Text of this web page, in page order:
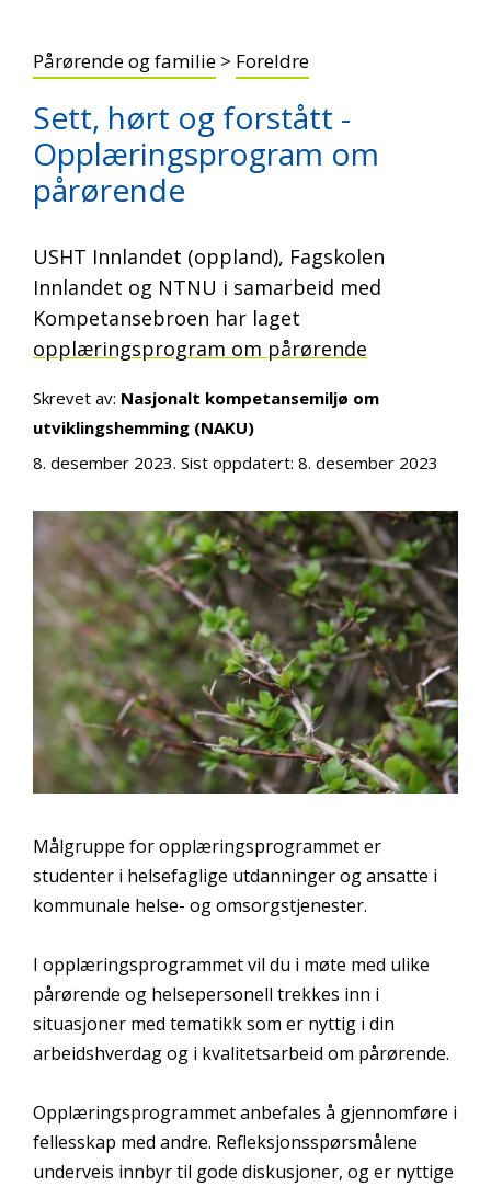
Pårørende og familie > Foreldre
Sett, hørt og forstått -
Opplæringsprogram om
pårørende
USHT Innlandet (oppland), Fagskolen
Innlandet og NTNU i samarbeid med
Kompetansebroen har laget
opplæringsprogram om pårørende
Skrevet av: Nasjonalt kompetansemiljø om
utviklingshemming (NAKU)
8. desember 2023. Sist oppdatert: 8. desember 2023
Målgruppe for opplæringsprogrammet er
studenter i helsefaglige utdanninger og ansatte i
kommunale helse- og omsorgstjenester.
I opplæringsprogrammet vil du i møte med ulike
pårørende og helsepersonell trekkes inn i
situasjoner med tematikk som er nyttig i din
arbeidshverdag og i kvalitetsarbeid om pårørende.
Opplæringsprogrammet anbefales å gjennomføre i
fellesskap med andre. Refleksjonsspørsmålene
underveis innbyr til gode diskusjoner, og er nyttige